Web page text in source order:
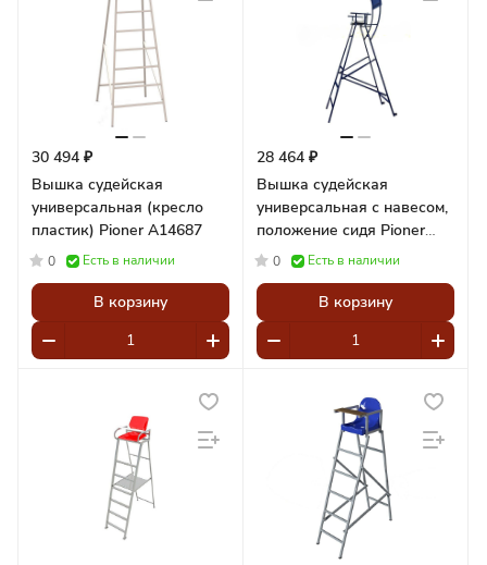
30 494 ₽
Вышка судейская
универсальная (кресло
пластик) Pioner A14687
0 Есть в наличии
В корзину
28 464 ₽
Вышка судейская
универсальная с навесом,
положение сидя Pioner
A13215
0 Есть в наличии
В корзину